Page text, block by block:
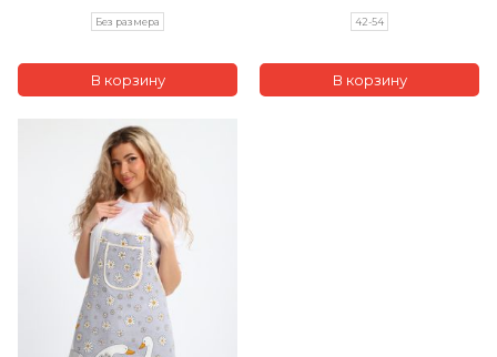
Без размера 42-54